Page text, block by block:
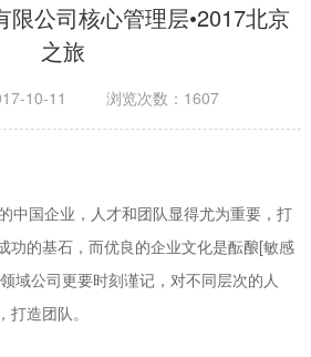
限公司核心管理层•2017北京
之旅
10-11 浏览次数：1607
中国企业，人才和团队显得尤为重要，打
功的基石，而优良的企业文化是酝酿[敏感
域公司更要时刻谨记，对不同层次的人
造团队。